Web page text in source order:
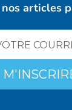
nos articles